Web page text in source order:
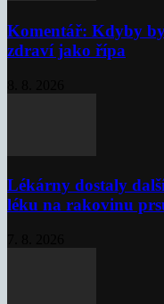
Komentář: Kdyby
zdraví jako řípa
Lékárny dostaly
léku na rakovinu